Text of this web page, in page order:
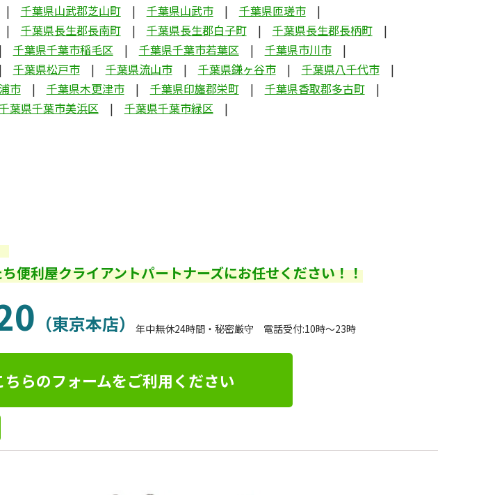
千葉県山武郡芝山町 千葉県山武市
千葉県匝瑳市
千葉県長生郡長南町 千葉県長生郡白子町
千葉県長生郡長柄町
千葉県千葉市稲毛区 千葉県千葉市若葉区
千葉県市川市
千葉県松戸市 千葉県流山市 千葉県鎌ヶ谷市
千葉県八千代市
市 千葉県木更津市 千葉県印旛郡栄町
千葉県香取郡多古町
葉県千葉市美浜区 千葉県千葉市緑区
便利屋クライアントパートナーズにお任せください！！
（東京本店） 年中無休24時間・秘密厳守 電話受付:10時～23時
らのフォームをご利用ください